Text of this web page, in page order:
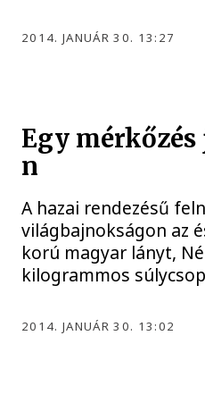
2014. JANUÁR 30. 13:27
Egy
n
A hazai rendezésű
világbajnokságon az
korú magyar lányt,
kilogrammos
2014. JANUÁR 30. 13:02